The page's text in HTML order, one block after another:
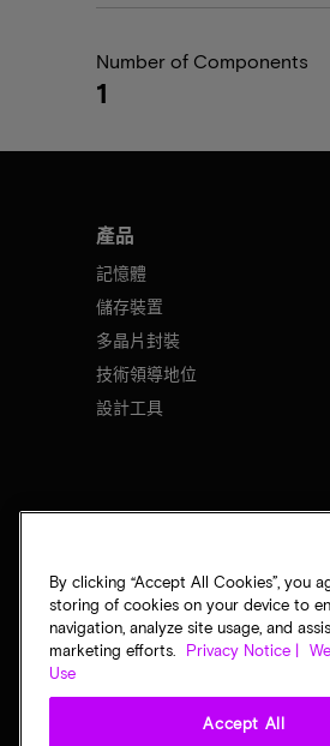
Number of Components
1
產品
記憶體
儲存裝置
多晶片封裝
技術領導地位
設計工具
By clicking “Accept All Cookies”, you
storing of cookies on your device to
navigation, analyze site usage, and
marketing efforts.
Privacy Notice |
Use
Accept All